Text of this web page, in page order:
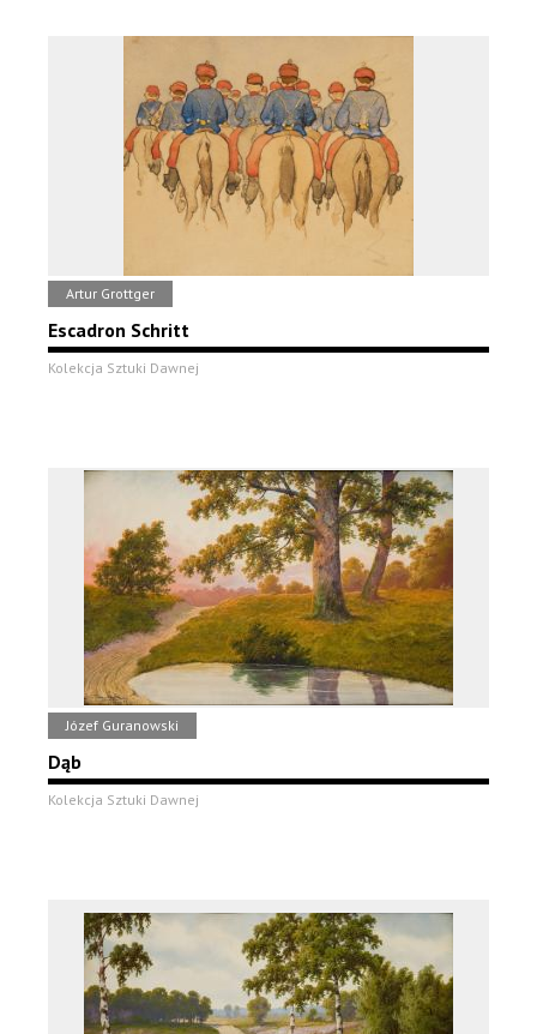
Artur Grottger
Escadron Schritt
Kolekcja Sztuki Dawnej
Józef Guranowski
Dąb
Kolekcja Sztuki Dawnej